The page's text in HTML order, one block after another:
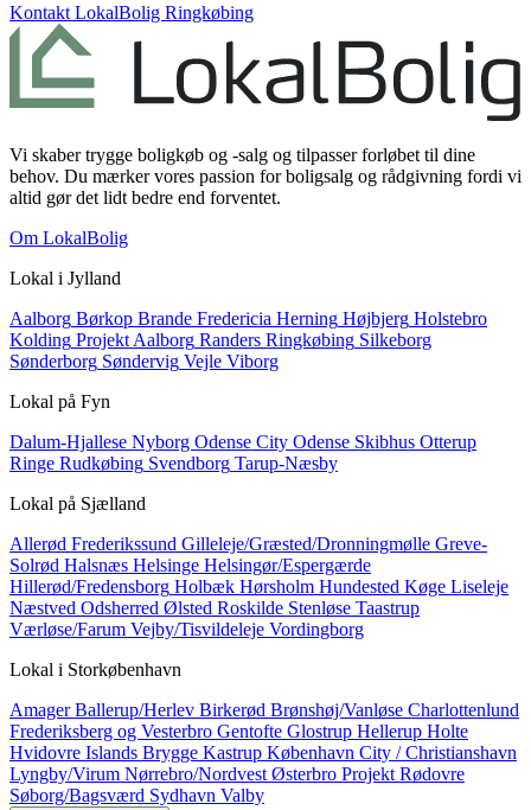
Kontakt LokalBolig Ringkøbing
Vi skaber trygge boligkøb og -salg og tilpasser forløbet til dine
behov. Du mærker vores passion for boligsalg og rådgivning fordi vi
altid gør det lidt bedre end forventet.
Om LokalBolig
Lokal i Jylland
Aalborg Børkop Brande Fredericia Herning Højbjerg Holstebro
Kolding Projekt Aalborg Randers Ringkøbing Silkeborg
Sønderborg Søndervig Vejle Viborg
Lokal på Fyn
Dalum-Hjallese Nyborg Odense City Odense Skibhus Otterup
Ringe Rudkøbing Svendborg Tarup-Næsby
Lokal på Sjælland
Allerød Frederikssund Gilleleje/Græsted/Dronningmølle Greve-
Solrød Halsnæs Helsinge Helsingør/Espergærde
Hillerød/Fredensborg Holbæk Hørsholm Hundested Køge Liseleje
Næstved Odsherred Ølsted Roskilde Stenløse Taastrup
Værløse/Farum Vejby/Tisvildeleje Vordingborg
Lokal i Storkøbenhavn
AmagerBallerup/Herlev Birkerød Brønshøj/Vanløse Charlottenlund
Frederiksberg og Vesterbro Gentofte Glostrup Hellerup Holte
Hvidovre Islands Brygge Kastrup København City / Christianshavn
Lyngby/Virum Nørrebro/Nordvest Østerbro Projekt Rødovre
Søborg/Bagsværd Sydhavn Valby